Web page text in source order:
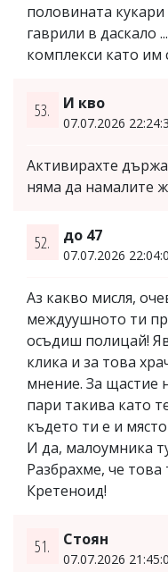
половината кукари
гаврили в даскало
комплекси като им
53. И кво
07.07.2026
Активирахте
няма да намалите
52. до 47
07.07.2026
Аз какво мисля,
междуушното ти
осъдиш полицай!
клика и за това
мнение. За щастие
пари такива като
където ти е и
И да, малоумника
Разбрахме, че
Кретеноид!
51. Стоян
07.07.2026